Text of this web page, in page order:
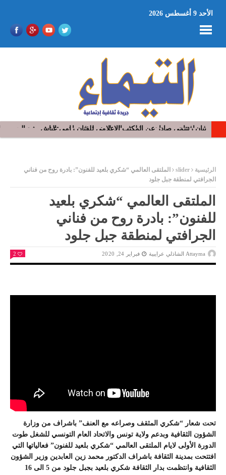
الأحد 9 أغسطس 2026
في افتتاح مهرجان بومخلوف الدولي: رؤوف ماهر يتالق و يشد الجمهور
الرئيسية slider
الملتقى العالمي “شكري بلعيد للفنون”: بادرة روح من فناني
الجرافتي لمنطقة جبل جلود
الملتقى العالمي “شكري بلعيد
للفنون”: بادرة روح من فناني
الجرافتي لمنطقة جبل جلود
Attayma الشاذلي عرايبية فبراير 24, 2020 2
تحت شعار “شكري المثقف وصراعه مع العنف” باشراف من وزارة
الشؤون الثقافية وبدعم ولاية تونس والاتحاد العام التونسي للشغل طوت
الدورة الأولى لايام الملتقى العالمي “شكري بلعيد للفنون” فعالياتها التي
افتتحت بمدينة الثقافة باشراف الدكتور محمد زين العابدين وزير الشؤون
الثقافية وانتظمت بدار الثقافة شكري بلعيد بجبل جلود من 5 الى 16